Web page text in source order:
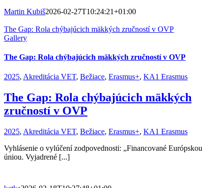
Martin Kubiš2026-02-27T10:24:21+01:00
The Gap: Rola chýbajúcich mäkkých zručností v OVP
Gallery
The Gap: Rola chýbajúcich mäkkých zručností v OVP
2025, Akreditácia VET, Bežiace, Erasmus+, KA1 Erasmus
The Gap: Rola chýbajúcich mäkkých
zručností v OVP
2025, Akreditácia VET, Bežiace, Erasmus+, KA1 Erasmus
Vyhlásenie o vylúčení zodpovednosti: „Financované Európskou
úniou. Vyjadrené [...]